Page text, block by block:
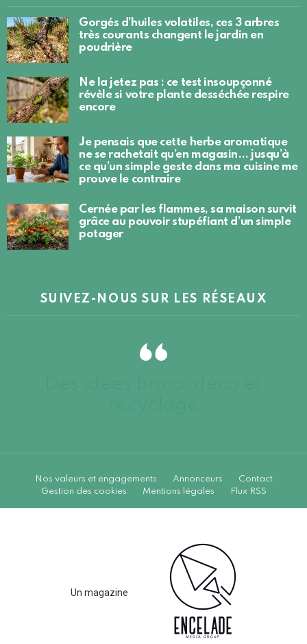
Gorgés d’huiles volatiles, ces 3 arbres
très courants changent le jardin en
poudrière
Ne la jetez pas : ce test insoupçonné
révèle si votre plante desséchée respire
encore
Je pensais que cette herbe aromatique
ne se rachetait qu’en magasin… jusqu’à
ce qu’un simple geste dans ma cuisine me
prouve le contraire
Cernée par les flammes, sa maison survit
grâce au pouvoir stupéfiant d’un simple
potager
SUIVEZ-NOUS SUR LES RÉSEAUX
Nos valeurs et engagements Annonceurs
Contact
Gestion des cookies
Mentions légales Flux RSS
Un magazine